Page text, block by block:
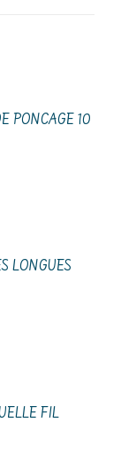
PONCAGE 10
LONGUES
FIL